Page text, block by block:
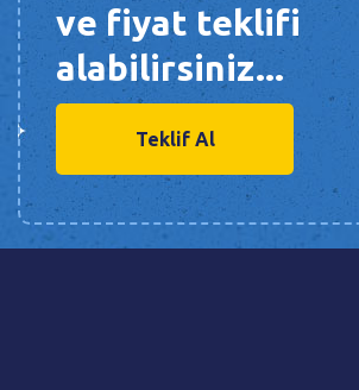
ve fiyat teklifi
alabilirsiniz...
Teklif Al